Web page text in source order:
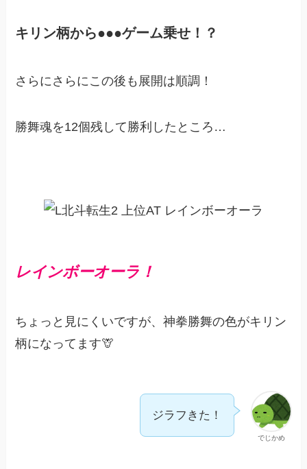
キリン柄から●●●ゲーム乗せ！？
さらにさらにこの後も展開は順調！
勝舞魂を12個残して勝利したところ…
レインボーオーラ ！
ちょっと見にくいですが、神拳勝舞の色がキリン
柄になってます🦒
でじかめ
ジラフきた！